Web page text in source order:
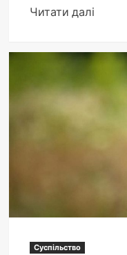
Читати далі
як
Суспільство